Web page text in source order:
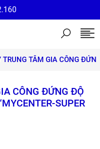
TRUNG TÂM GIA CÔNG
CÔNG ĐỨNG ĐỘ
SUPER